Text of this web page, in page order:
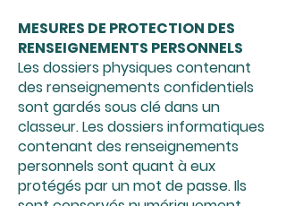
MESURES DE PROTECTION DES
RENSEIGNEMENTS PERSONNELS
Les dossiers physiques contenant
des renseignements confidentiels
sont gardés sous clé dans un
classeur. Les dossiers informatiques
contenant des renseignements
personnels sont quant à eux
protégés par un mot de passe. Ils